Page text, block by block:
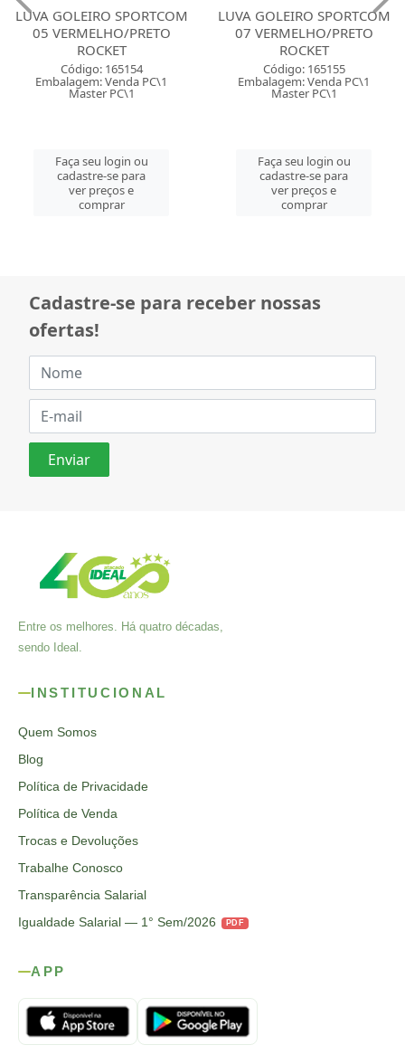
LUVA GOLEIRO SPORTCOM
05 VERMELHO/PRETO
ROCKET
Código: 165154
Embalagem: Venda PC\1
Master PC\1
Faça seu login ou
cadastre-se para
ver preços e
comprar
LUVA GOLEIRO SPORTCOM
07 VERMELHO/PRETO
ROCKET
Código: 165155
Embalagem: Venda PC\1
Master PC\1
Faça seu login ou
cadastre-se para
ver preços e
comprar
Cadastre-se para receber nossas
ofertas!
Entre os melhores. Há quatro décadas,
sendo Ideal.
INSTITUCIONAL
Quem Somos
Blog
Política de Privacidade
Política de Venda
Trocas e Devoluções
Trabalhe Conosco
Transparência Salarial
Igualdade Salarial — 1° Sem/2026
PDF
APP